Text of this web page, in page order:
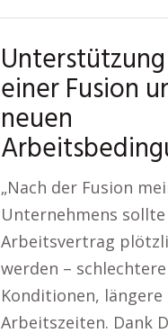
einer Fusion
neuen
„Nach der Fusion
Unternehmens
Arbeitsvertrag
werden – schlechtere
Konditionen, längere
Arbeitszeiten. Dank